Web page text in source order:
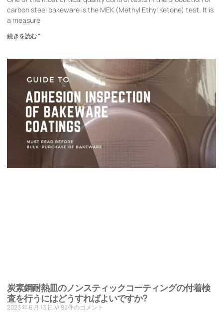
carbon steel bakeware is the MEK (Methyl Ethyl Ketone) test. It is
a measure
続きを読む "
炭素鋼耐熱皿のノンスティックコーティングの付着検
査を行うにはどうすればよいですか?
2023 年 6 月 13 日 95件のコメント